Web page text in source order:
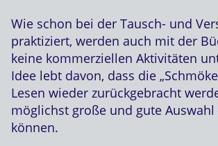
Wie schon bei der Tausch- und
praktiziert, werden auch mit der
keine kommerziellen Aktivitäten
Idee lebt davon, dass die
Lesen wieder zurückgebracht
möglichst große und gute
können.